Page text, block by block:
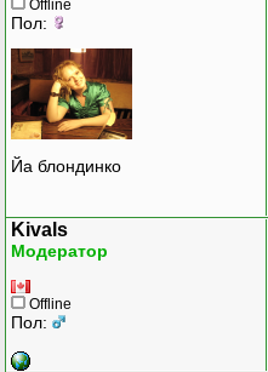
Offline
Пол:
Йа блондинко
Kivals
Модератор
Offline
Пол: